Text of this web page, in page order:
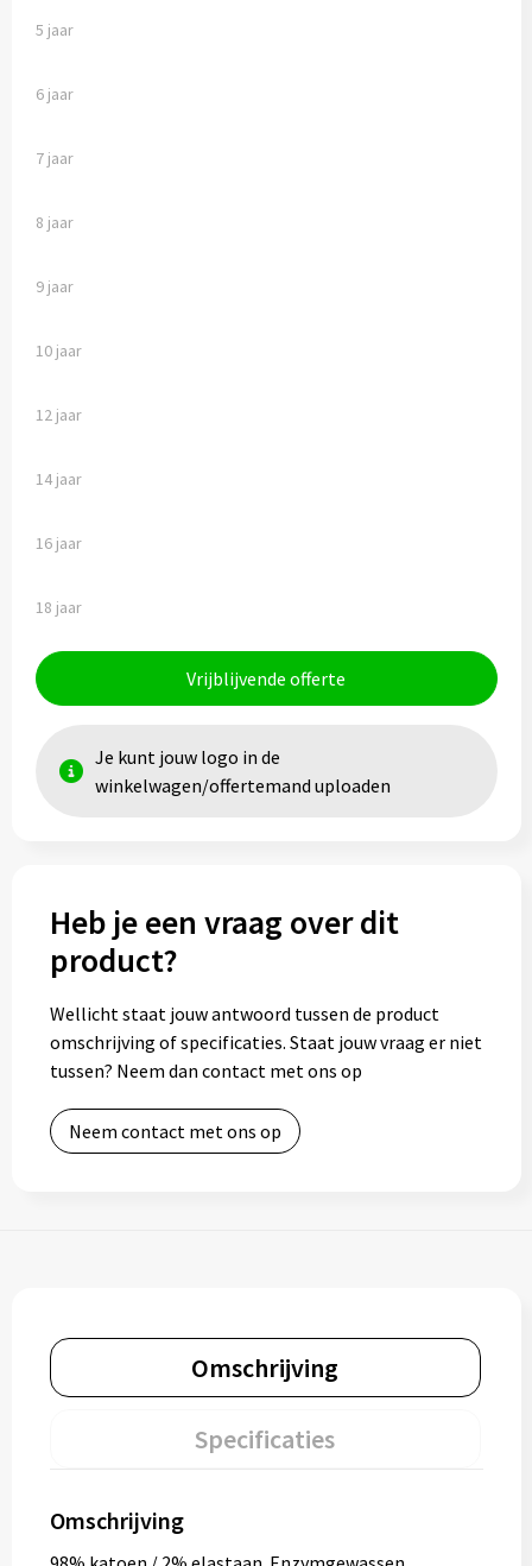
5 jaar
6 jaar
7 jaar
8 jaar
9 jaar
10 jaar
12 jaar
14 jaar
16 jaar
18 jaar
Vrijblijvende offerte
Je kunt jouw logo in de
winkelwagen/offertemand uploaden
Heb je een vraag over dit
product?
Wellicht staat jouw antwoord tussen de product
omschrijving of specificaties. Staat jouw vraag er niet
tussen? Neem dan contact met ons op
Neem contact met ons op
Omschrijving
Specificaties
Omschrijving